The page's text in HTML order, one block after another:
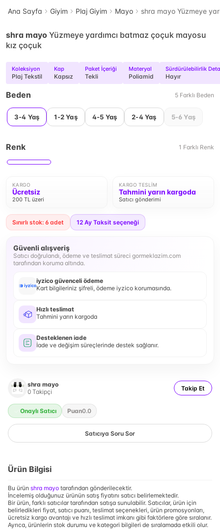
Ana Sayfa Giyim Plaj Giyim Mayo shra mayo Yüzmeye
shra mayo Yüzmeye yardımcı batmaz çoçuk mayosu
kız çoçuk
Koleksiyon
Plaj Tekstil
Kap
Kapsız
Paket İçeriği
Tekli
Materyal
Poliamid
Sürdürülebilirlik
Hayır
Beden 5 Farklı Beden
3-4 Yaş 1-2 Yaş 4-5 Yaş 2-4 Yaş 5-6 Yaş
Renk 1 Farklı Renk
KARGO
Ücretsiz
200 TL üzeri
KARGO TESLIM
Tahmini yarın kargoda
Satıcı gönderimi
Sınırlı stok: 6 adet 12 Ay Taksit seçeneği
Güvenli alışveriş
Satıcı doğrulandı, ödeme ve teslimat süreci gormeklazim.com
tarafından koruma altında.
iyzico güvenceli ödeme
Kart bilgileriniz şifreli, ödeme iyzico korumasında.
Hızlı teslimat
Tahmini yarın kargoda
Desteklenen iade
İade ve değişim süreçlerinde destek sağlanır.
shra mayo
0 Takipçi Takip Et
Onaylı Satıcı Puan0.0
Satıcıya Soru Sor
Ürün Bilgisi
Bu ürün shra mayo tarafından gönderilecektir.
İncelemiş olduğunuz ürünün satış fiyatını satıcı belirlemektedir.
Bir ürün, farklı satıcılar tarafından satışa sunulabilir. Satıcılar, ürün için
belirledikleri fiyat, satıcı puanı, teslimat seçenekleri, ürün promosyonları,
ücretsiz kargo avantajı ve hızlı teslimat imkanı gibi faktörlere göre sıralanır.
Ayrıca, ürünlerin stok durumu ve kategori bilgileri de sıralamada etkili olur.